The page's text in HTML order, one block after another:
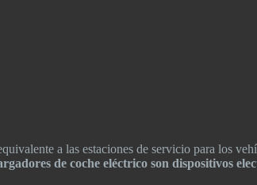
a las estaciones de servicio para los
de coche eléctrico son dispositivos